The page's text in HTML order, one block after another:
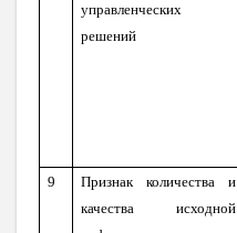
управленческих
решений
9
Признак количества и
качества исходной